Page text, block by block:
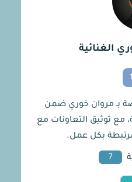
الغنائية
بـ مروان خوري ضمن
مع توثيق التعاونات مع
بكل عمل.
7